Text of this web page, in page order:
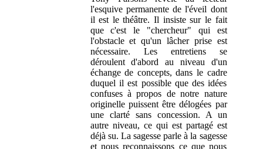
l'esquive permanente de l'éveil dont
il est le théâtre. Il insiste sur le fait
que c'est le "chercheur" qui est
l'obstacle et qu'un lâcher prise est
nécessaire. Les entretiens se
déroulent d'abord au niveau d'un
échange de concepts, dans le cadre
duquel il est possible que des idées
confuses à propos de notre nature
originelle puissent être délogées par
une clarté sans concession. A un
autre niveau, ce qui est partagé est
déjà su. La sagesse parle à la sagesse
et nous reconnaissons ce que nous